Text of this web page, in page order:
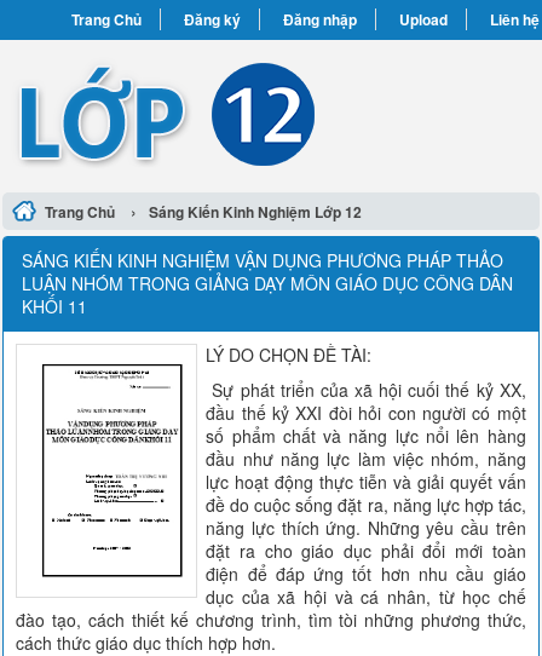
Trang Chủ Đăng ký Đăng nhập Upload Liên hệ
Trang Chủ › Sáng Kiến Kinh Nghiệm Lớp 12
SÁNG KIẾN KINH NGHIỆM VẬN DỤNG PHƯƠNG PHÁP THẢO
LUẬN NHÓM TRONG GIẢNG DẠY MÔN GIÁO DỤC CÔNG DÂN
KHỐI 11
LÝ DO CHỌN ĐỀ TÀI:
Sự phát triển của xã hội cuối thế kỷ XX,
đầu thế kỷ XXI đòi hỏi con người có một
số phẩm chất và năng lực nổi lên hàng
đầu như năng lực làm việc nhóm, năng
lực hoạt động thực tiễn và giải quyết vấn
đề do cuộc sống đặt ra, năng lực hợp tác,
năng lực thích ứng. Những yêu cầu trên
đặt ra cho giáo dục phải đổi mới toàn
điện để đáp ứng tốt hơn nhu cầu giáo
dục của xã hội và cá nhân, từ học chế
đào tạo, cách thiết kế chương trình, tìm tòi những phương thức,
cách thức giáo dục thích hợp hơn.